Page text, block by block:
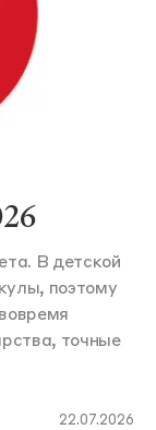
В детской
поэтому
точные
22.07.2026